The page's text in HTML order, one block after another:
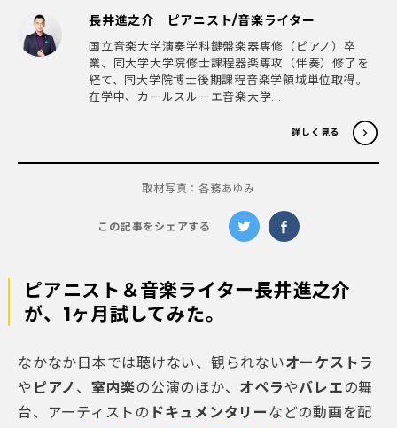
長井進之介 ピアニスト/音楽ライター
国立音楽大学演奏学科鍵盤楽器専修（ピアノ）卒
業、同大学大学院修士課程器楽専攻（伴奏）修了を
経て、同大学院博士後期課程音楽学領域単位取得。
在学中、カールスルーエ音楽大学...
詳しく見る
取材写真：各務あゆみ
この記事をシェアする
ピアニスト＆音楽ライター長井進之介
が、1ヶ月試してみた。
なかなか日本では聴けない、観られないオーケストラ
や ピアノ 、 室内楽の公演のほか、 オペラやバレエ の舞
台、アーティストの ドキュメンタリー などの動画を配